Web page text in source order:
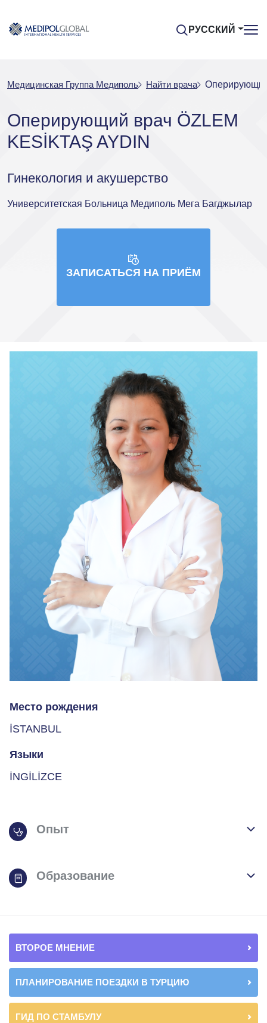
РУССКИЙ
Медицинская Группа Медиполь Найти врача
Оперирующий врач ÖZLEM
KESİKTAŞ AYDIN
Гинекология и акушерство
Университетская Больница Медиполь Мега Багджылар
ЗАПИСАТЬСЯ НА ПРИЁМ
Место рождения
İSTANBUL
Языки
İNGİLİZCE
Опыт
Образование
ВТОРОЕ МНЕНИЕ
ПЛАНИРОВАНИЕ ПОЕЗДКИ В ТУРЦИЮ
ГИД ПО СТАМБУЛУ